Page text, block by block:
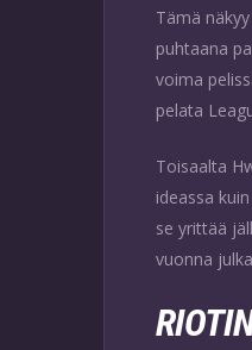
Tämä
puhtaana
voima
pelata
Toisaalta
ideassa
se yrittää
vuonna